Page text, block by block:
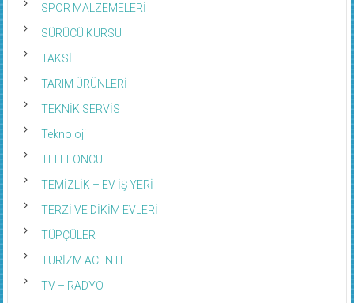
SPOR MALZEMELERİ
SÜRÜCÜ KURSU
TAKSİ
TARIM ÜRÜNLERİ
TEKNİK SERVİS
Teknoloji
TELEFONCU
TEMİZLİK – EV İŞ YERİ
TERZİ VE DİKİM EVLERİ
TÜPÇÜLER
TURİZM ACENTE
TV – RADYO